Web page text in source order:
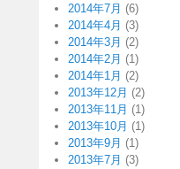
2014年7月 (6)
2014年4月 (3)
2014年3月 (2)
2014年2月 (1)
2014年1月 (2)
2013年12月 (2)
2013年11月 (1)
2013年10月 (1)
2013年9月 (1)
2013年7月 (3)